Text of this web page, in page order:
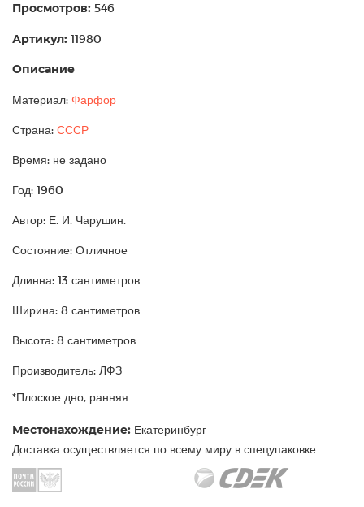
Просмотров: 546
Артикул: 11980
Описание
Материал: Фарфор
Страна: СССР
Время: не задано
Год: 1960
Автор: Е. И. Чарушин.
Состояние: Отличное
Длинна: 13 сантиметров
Ширина: 8 сантиметров
Высота: 8 сантиметров
Производитель: ЛФЗ
*Плоское дно, ранняя
Местонахождение: Екатеринбург
Доставка осуществляется по всему миру в спецупаковке